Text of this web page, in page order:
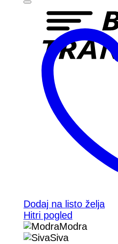
Dodaj na listo želja
Hitri pogled
Modra
Siva